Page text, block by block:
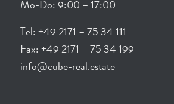
Mo-Do: 9:00 – 17:00
Tel: +49 2171 – 75 34 111
Fax: +49 2171 – 75 34 199
info@cube-real.estate